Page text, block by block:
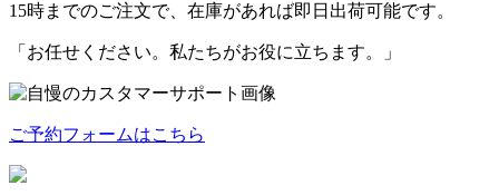
15時までのご注文で、在庫があれば即日出荷可能です。
「お任せください。私たちがお役に立ちます。」
ご予約フォームはこちら